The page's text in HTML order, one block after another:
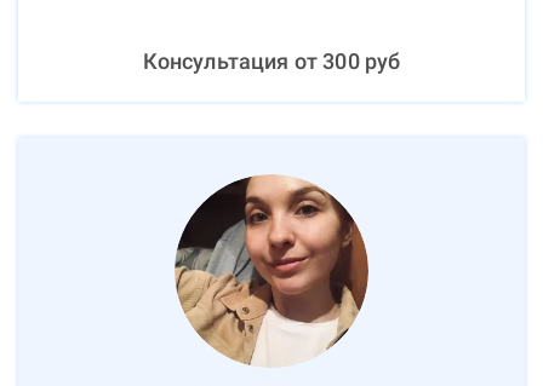
Консультация от300руб